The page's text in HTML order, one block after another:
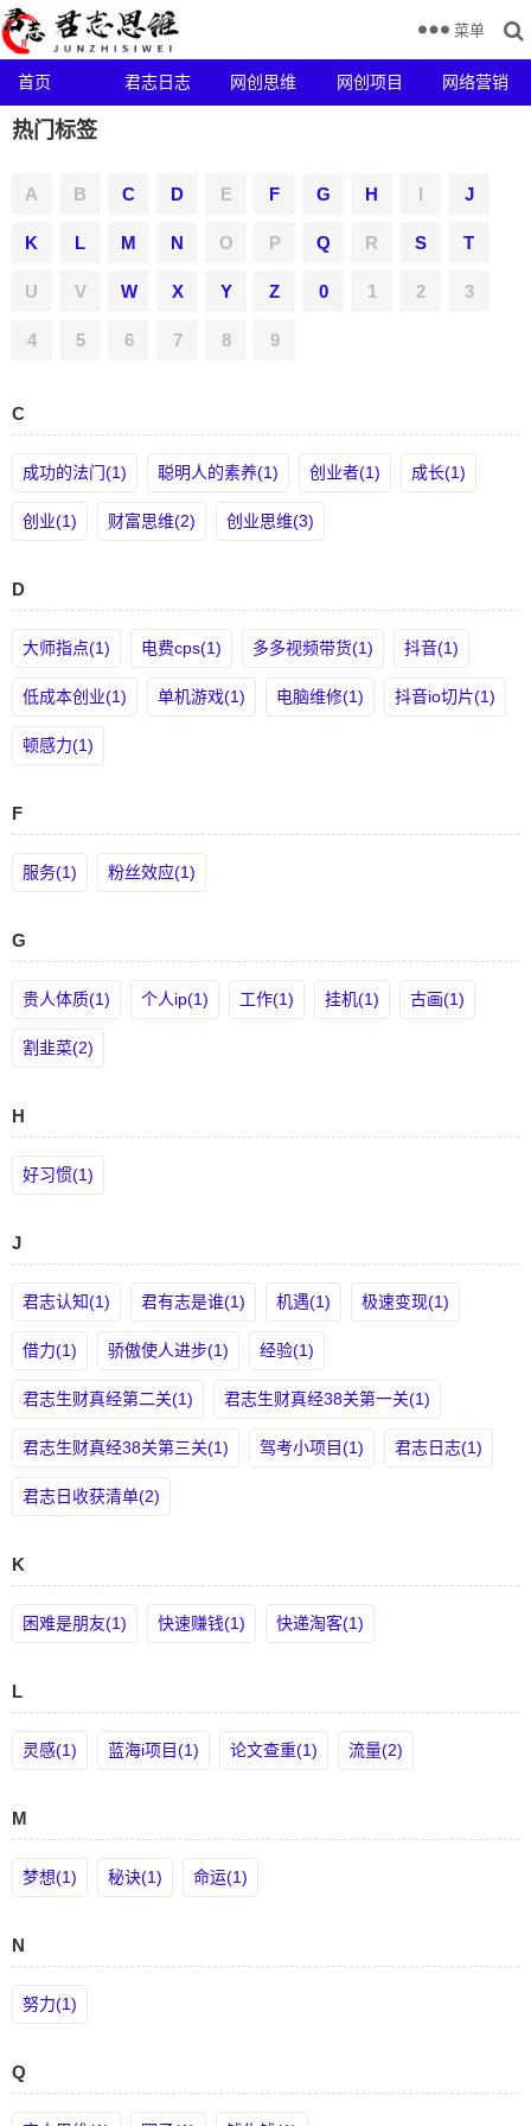
首页 君志日志 网创思维 网创项目 网络营销
菜单
热门标签
A B C D E F G H I J
K L M N O P Q R S T
U V W X Y Z 0 1 2 3
4 5 6 7 8 9
C
成功的法门(1) 聪明人的素养(1) 创业者(1) 成长(1)
创业(1) 财富思维(2) 创业思维(3)
D
大师指点(1) 电费cps(1) 多多视频带货(1) 抖音(1)
低成本创业(1) 单机游戏(1) 电脑维修(1) 抖音io切片(1)
顿感力(1)
F
服务(1) 粉丝效应(1)
G
贵人体质(1) 个人ip(1) 工作(1) 挂机(1) 古画(1)
割韭菜(2)
H
好习惯(1)
J
君志认知(1) 君有志是谁(1) 机遇(1) 极速变现(1)
借力(1) 骄傲使人进步(1) 经验(1)
君志生财真经第二关(1) 君志生财真经38关第一关(1)
君志生财真经38关第三关(1) 驾考小项目(1) 君志日志(1)
君志日收获清单(2)
K
困难是朋友(1) 快速赚钱(1) 快递淘客(1)
L
灵感(1) 蓝海i项目(1) 论文查重(1) 流量(2)
M
梦想(1) 秘诀(1) 命运(1)
N
努力(1)
Q